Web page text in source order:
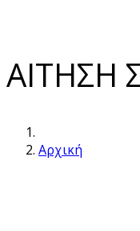
ΑΙΤΗΣΗ
Αρχική